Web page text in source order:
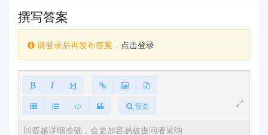
撰写答案
请登录后再发布答案， 点击登录
预览